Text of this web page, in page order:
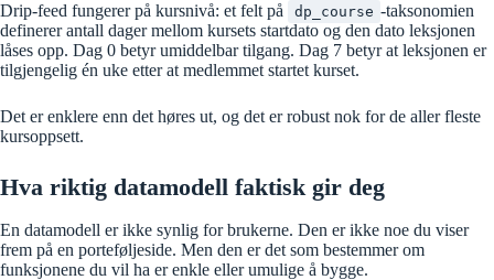
Drip-feed fungerer på kursnivå: et felt på dp_course -taksonomien
definerer antall dager mellom kursets startdato og den dato leksjonen
låses opp. Dag 0 betyr umiddelbar tilgang. Dag 7 betyr at leksjonen er
tilgjengelig én uke etter at medlemmet startet kurset.
Det er enklere enn det høres ut, og det er robust nok for de aller fleste
kursoppsett.
Hva riktig datamodell faktisk gir deg
En datamodell er ikke synlig for brukerne. Den er ikke noe du viser
frem på en porteføljeside. Men den er det som bestemmer om
funksjonene du vil ha er enkle eller umulige å bygge.